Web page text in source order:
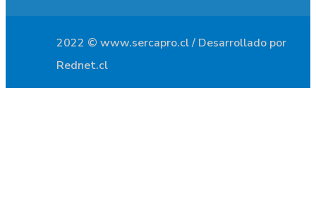
2022 © www.sercapro.cl / Desarrollado por
Rednet.cl